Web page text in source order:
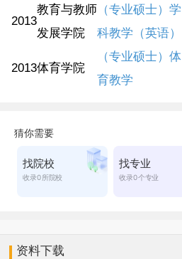
2013
教育与教师
发展学院
（专业硕士）学
科教学（英语）
2013体育学院
（专业硕士）体
育教学
资料下载